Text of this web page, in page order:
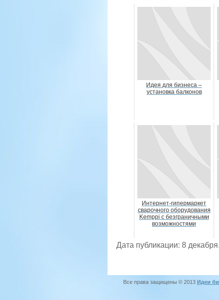
Идея для бизнеса –
установка балконов
Интернет-гипермаркет
сварочного оборудования
Kemppi с безграничными
возможностями
Дата публикации: 8
Все права защищены © 2013 Идеи